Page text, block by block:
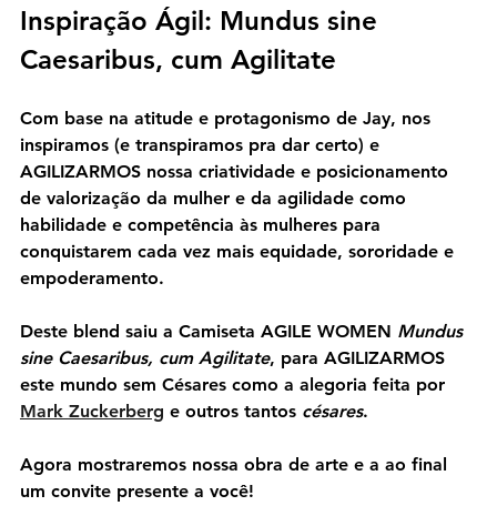
Inspiração Ágil: Mundus sine
Caesaribus, cum Agilitate
Com base na atitude e protagonismo de Jay, nos
inspiramos (e transpiramos pra dar certo) e
AGILIZARMOS nossa criatividade e posicionamento
de valorização da mulher e da agilidade como
habilidade e competência às mulheres para
conquistarem cada vez mais equidade, sororidade e
empoderamento.
Deste blend saiu a Camiseta AGILE WOMEN Mundus
sine Caesaribus, cum Agilitate, para AGILIZARMOS
este mundo sem Césares como a alegoria feita por
Mark Zuckerberg e outros tantos césares.
Agora mostraremos nossa obra de arte e a ao final
um convite presente a você!